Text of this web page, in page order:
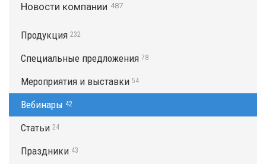
Новости компании 487
Продукция 232
Специальные предложения 78
Мероприятия и выставки 54
Вебинары 42
Статьи 24
Праздники 43